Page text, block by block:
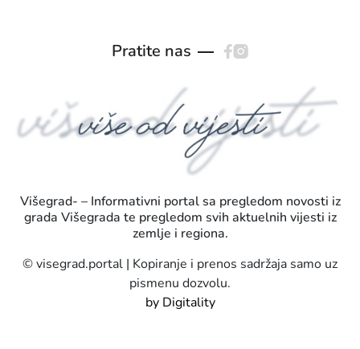
Pratite nas
Višegrad- – Informativni portal sa pregledom novosti iz
grada Višegrada te pregledom svih aktuelnih vijesti iz
zemlje i regiona.
© visegrad.portal | Kopiranje i prenos sadržaja samo uz
pismenu dozvolu.
by Digitality